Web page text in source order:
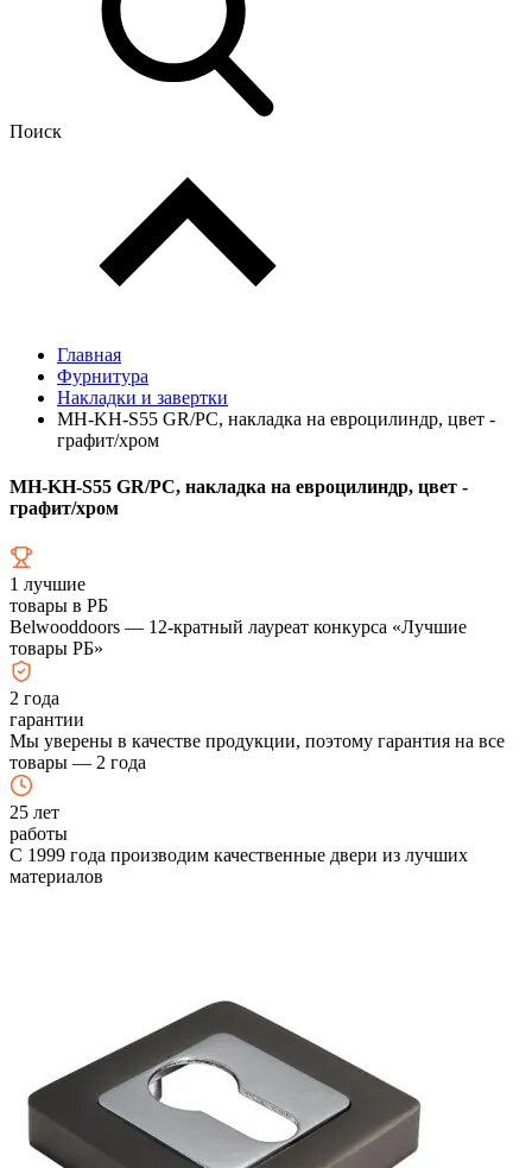
Поиск
Главная
Фурнитура
Накладки и завертки
MH-KH-S55 GR/PC, накладка на евроцилиндр, цвет -
графит/хром
MH-KH-S55 GR/PC, накладка на евроцилиндр, цвет -
графит/хром
1 лучшие
товары в РБ
Belwooddoors — 12-кратный лауреат конкурса «Лучшие
товары РБ»
2 года
гарантии
Мы уверены в качестве продукции, поэтому гарантия на все
товары — 2 года
25 лет
работы
С 1999 года производим качественные двери из лучших
материалов